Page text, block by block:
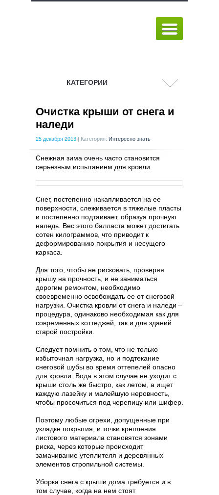
КАТЕГОРИИ
Очистка крыши от снега и
наледи
25 декабря 2013 | Категория: Интересно знать
Снежная зима очень часто становится
серьезным испытанием для кровли.
Снег, постепенно накапливается на ее
поверхности, слеживается в тяжелые пласты
и постепенно подтаивает, образуя прочную
наледь. Вес этого балласта может достигать
сотен килограммов, что приводит к
деформированию покрытия и несущего
каркаса.
Для того, чтобы не рисковать, проверяя
крышу на прочность, и не заниматься
дорогим ремонтом, необходимо
своевременно освобождать ее от снеговой
нагрузки. Очистка кровли от снега и наледи –
процедура, одинаково необходимая как для
современных коттеджей, так и для зданий
старой постройки.
Следует помнить о том, что не только
избыточная нагрузка, но и подтекание
снеговой шубы во время оттепелей опасно
для кровли. Вода в этом случае не уходит с
крыши столь же быстро, как летом, а ищет
каждую лазейку и малейшую неровность,
чтобы просочиться под черепицу или шифер.
Поэтому любые огрехи, допущенные при
укладке покрытия, и точки крепления
листового материала становятся зонами
риска, через которые происходит
замачивание утеплителя и деревянных
элементов стропильной системы.
Уборка снега с крыши дома требуется и в
том случае, когда на нем стоят